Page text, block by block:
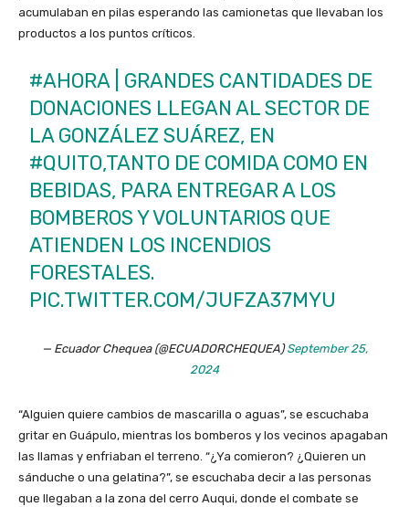
acumulaban en pilas esperando las camionetas que llevaban los
productos a los puntos críticos.
#AHORA| GRANDES CANTIDADES DE
DONACIONES LLEGAN AL SECTOR DE
LA GONZÁLEZ SUÁREZ, EN
#QUITO,TANTO DE COMIDA COMO EN
BEBIDAS, PARA ENTREGAR A LOS
BOMBEROS Y VOLUNTARIOS QUE
ATIENDEN LOS INCENDIOS
FORESTALES.
PIC.TWITTER.COM/JUFZA37MYU
— Ecuador Chequea (@ECUADORCHEQUEA)September 25,
2024
“Alguien quiere cambios de mascarilla o aguas”, se escuchaba
gritar en Guápulo, mientras los bomberos y los vecinos apagaban
las llamas y enfriaban el terreno. “¿Ya comieron? ¿Quieren un
sánduche o una gelatina?”, se escuchaba decir a las personas
que llegaban a la zona del cerro Auqui, donde el combate se